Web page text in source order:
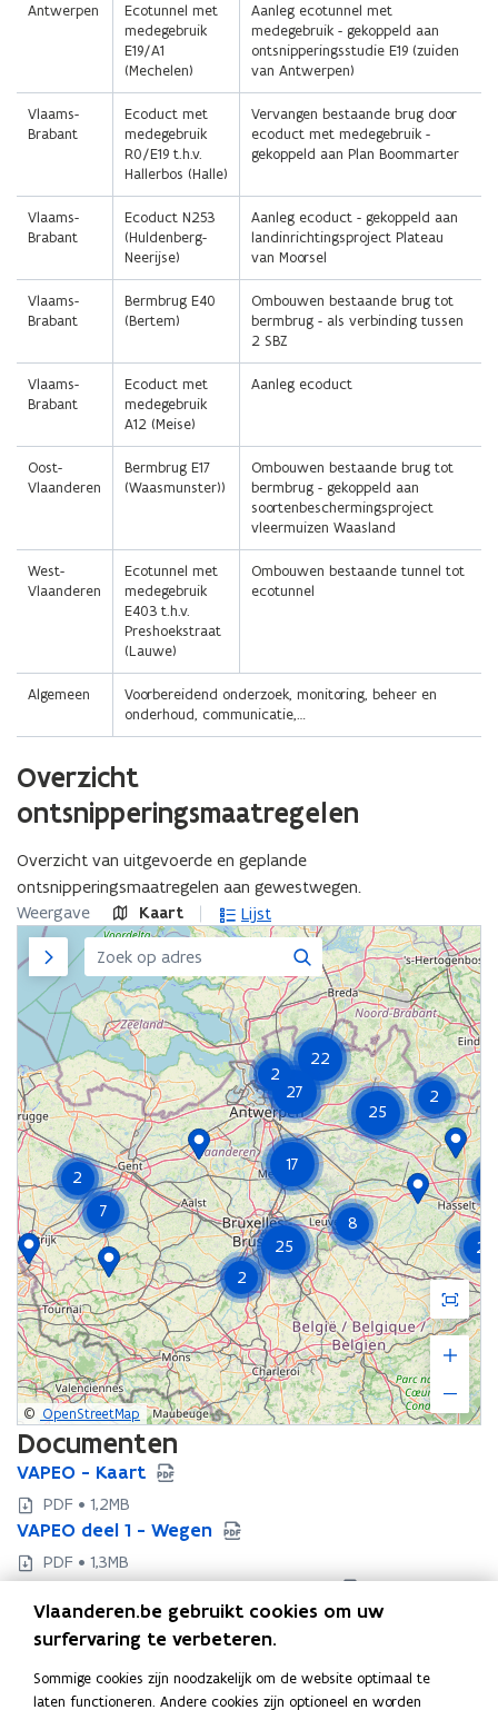
Antwerpen
Ecotunnel met
medegebruik
E19/A1
(Mechelen)
Aanleg ecotunnel met
medegebruik - gekoppeld aan
ontsnipperingsstudie E19 (zuiden
van Antwerpen)
Vlaams-
Brabant
Ecoduct met
medegebruik
R0/E19 t.h.v.
Hallerbos (Halle)
Vervangen bestaande brug door
ecoduct met medegebruik -
gekoppeld aan Plan Boommarter
Vlaams-
Brabant
Ecoduct N253
(Huldenberg-
Neerijse)
Aanleg ecoduct - gekoppeld aan
landinrichtingsproject Plateau
van Moorsel
Vlaams-
Brabant
Bermbrug E40
(Bertem)
Ombouwen bestaande brug tot
bermbrug - als verbinding tussen
2 SBZ
Vlaams-
Brabant
Ecoduct met
medegebruik
A12 (Meise)
Aanleg ecoduct
Oost-
Vlaanderen
Bermbrug E17
(Waasmunster))
Ombouwen bestaande brug tot
bermbrug - gekoppeld aan
soortenbeschermingsproject
vleermuizen Waasland
West-
Vlaanderen
Ecotunnel met
medegebruik
E403 t.h.v.
Preshoekstraat
(Lauwe)
Ombouwen bestaande tunnel tot
ecotunnel
Algemeen
Voorbereidend onderzoek, monitoring, beheer en
onderhoud, communicatie,…
Overzicht
ontsnipperingsmaatregelen
Overzicht van uitgevoerde en geplande
ontsnipperingsmaatregelen aan gewestwegen.
Weergave
Kaart Lijst
Zijpaneel Zoeken
© OpenStreetMap
Documenten
V
A
P
E
O
VAPEO - Kaart
V
A
P
E
O
-
PDF • 1,2MB
V
A
P
VAPEO deel 1 - Wegen
V
A
P
PDF • 1,3MB
V
VAPEO ondertekend protocol 2020
V
PDF • 374,5KB
VAPEO persbericht 2020
PDF • 591,5KB
Vlaanderen.be gebruikt cookies om uw
surfervaring te verbeteren.
Sommige cookies zijn noodzakelijk om de website optimaal te
laten functioneren. Andere cookies zijn optioneel en worden